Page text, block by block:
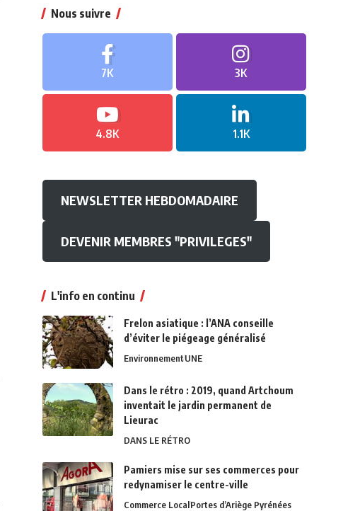
Nous suivre
7K 3K
4.8K 1.1K
NEWSLETTER HEBDOMADAIRE
DEVENIR MEMBRES "PRIVILEGES"
L'info en continu
Frelon asiatique : l’ANA conseille
d’éviter le piégeage généralisé
EnvironnementUNE
Dans le rétro : 2019, quand Artchoum
inventait le jardin permanent de
Lieurac
DANS LE RÉTRO
Pamiers mise sur ses commerces pour
redynamiser le centre-ville
Commerce LocalPortes d’Ariège Pyrénées